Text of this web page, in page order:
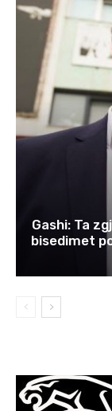
Gashi: Ta
bisedimet